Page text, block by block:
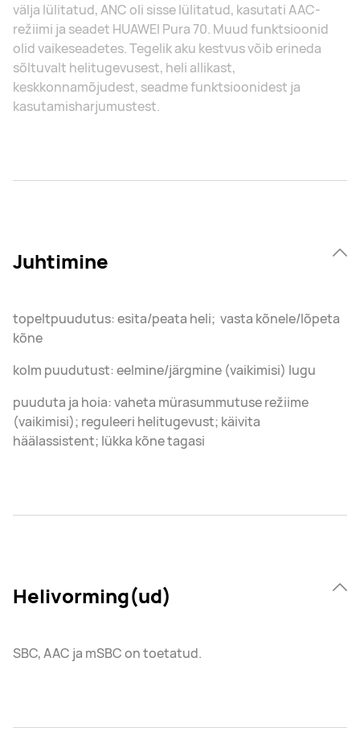
välja lülitatud, ANC oli sisse lülitatud, kasutati AAC-
režiimi ja seadet HUAWEI Pura 70. Muud funktsioonid
olid vaikeseadetes. Tegelik aku kestvus võib erineda
sõltuvalt helitugevusest, heli allikast,
keskkonnamõjudest, seadme funktsioonidest ja
kasutamisharjumustest.
Juhtimine
topeltpuudutus: esita/peata heli; vasta kõnele/lõpeta
kõne
kolm puudutust: eelmine/järgmine (vaikimisi) lugu
puuduta ja hoia: vaheta mürasummutuse režiime
(vaikimisi); reguleeri helitugevust; käivita
häälassistent; lükka kõne tagasi
Helivorming(ud)
SBC, AAC ja mSBC on toetatud.